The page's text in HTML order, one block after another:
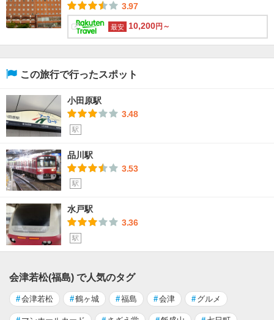
3.97
最安 10,200円～
この旅行で行ったスポット
小田原駅
3.48
駅
品川駅
3.53
駅
水戸駅
3.36
駅
会津若松(福島) で人気のタグ
#会津若松 #鶴ヶ城 #福島 #会津 # グルメ